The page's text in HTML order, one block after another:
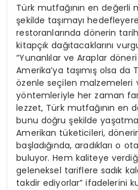
Türk mutfağının en değerli
şekilde taşımayı
restoranlarında dönerin
kitapçık dağıtacaklarını
“Yunanlılar ve Araplar
Amerika’ya taşımış olsa
özenle seçilen malzemeleri
yöntemleriyle her zaman
lezzet, Türk mutfağının en
bunu doğru şekilde
Amerikan tüketicileri,
başladığında, aradıkları o
buluyor. Hem kaliteye
geleneksel tariflere sadık
takdir ediyorlar” ifadelerini